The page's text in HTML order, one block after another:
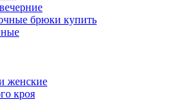
брюки купить
женские
кроя